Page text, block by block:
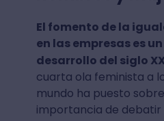
El fomento de la
en las empresas es
desarrollo del siglo
cuarta ola feminista a
mundo ha puesto
importancia de debatir